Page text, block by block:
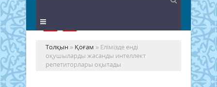
Толқын » Қоғам » Елімізде енді
оқушыларды жасанды интеллект
репетиторлары оқытады